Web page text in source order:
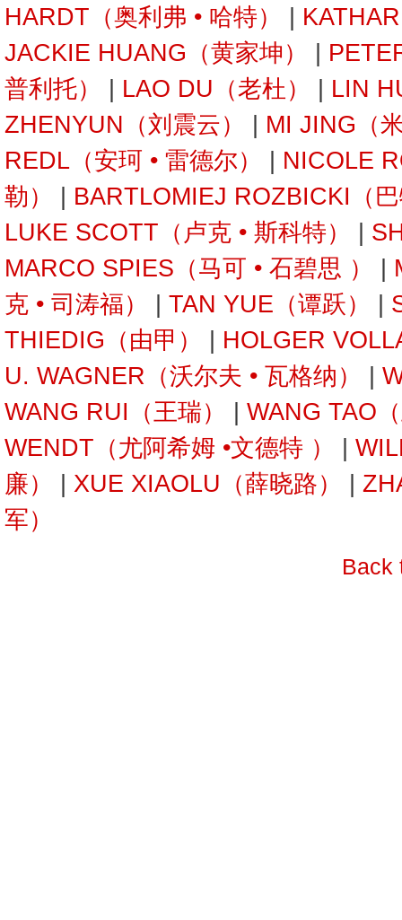
HARDT（奥利弗 • 哈特）
JACKIE HUANG（黄家坤）
普利托）
LAO DU（老杜）
LIN
ZHENYUN（刘震云）
MI JING（
REDL（安珂 • 雷德尔）
NICOLE
勒）
BARTLOMIEJ ROZBICKI（
LUKE SCOTT（卢克 • 斯科特）
MARCO SPIES（马可 • 石碧思 ）
克 • 司涛福）
TAN YUE（谭跃）
THIEDIG（由甲）
HOLGER
U. WAGNER（沃尔夫 • 瓦格纳）
WANG RUI（王瑞）
WANG TAO
WENDT（尤阿希姆 •文德特 ）
廉）
XUE XIAOLU（薛晓路）
军）
Back